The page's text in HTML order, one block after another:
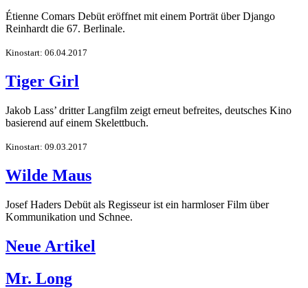
Étienne Comars Debüt eröffnet mit einem Porträt über Django
Reinhardt die 67. Berlinale.
Kinostart: 06.04.2017
Tiger Girl
Jakob Lass’ dritter Langfilm zeigt erneut befreites, deutsches Kino
basierend auf einem Skelettbuch.
Kinostart: 09.03.2017
Wilde Maus
Josef Haders Debüt als Regisseur ist ein harmloser Film über
Kommunikation und Schnee.
Neue Artikel
Mr. Long